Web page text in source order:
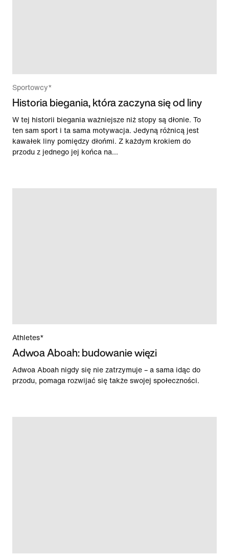
Sportowcy*
Historia biegania, która zaczyna się od liny
W tej historii biegania ważniejsze niż stopy są dłonie. To
ten sam sport i ta sama motywacja. Jedyną różnicą jest
kawałek liny pomiędzy dłońmi. Z każdym krokiem do
przodu z jednego jej końca na...
Athletes*
Adwoa Aboah: budowanie więzi
Adwoa Aboah nigdy się nie zatrzymuje – a sama idąc do
przodu, pomaga rozwijać się także swojej społeczności.